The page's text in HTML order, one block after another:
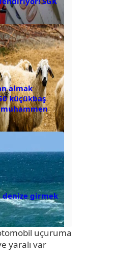
almak
küçükbaş
denize girmek
uçuruma
yaralı var